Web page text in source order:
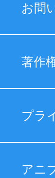
お問
著作
プラ
アニ